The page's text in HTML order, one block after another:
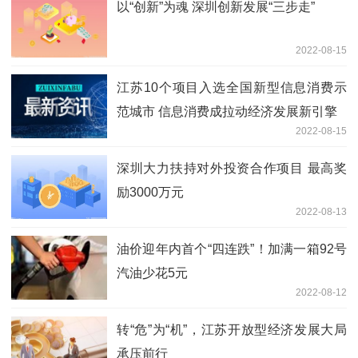
以“创新”为魂 深圳创新发展“三步走”
2022-08-15
江苏10个项目入选全国新型信息消费示
范城市 信息消费成拉动经济发展新引擎
2022-08-15
深圳大力扶持对外投资合作项目 最高奖
励3000万元
2022-08-13
油价迎年内首个“四连跌”！加满一箱92号
汽油少花5元
2022-08-12
转“危”为“机”，江苏开放型经济发展大局
承压前行